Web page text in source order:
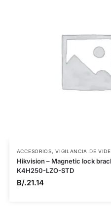
ACCESORIOS,VIGILANCIA DE
Hikvision – Magnetic lock
K4H250-LZO-STD
B/.21.14